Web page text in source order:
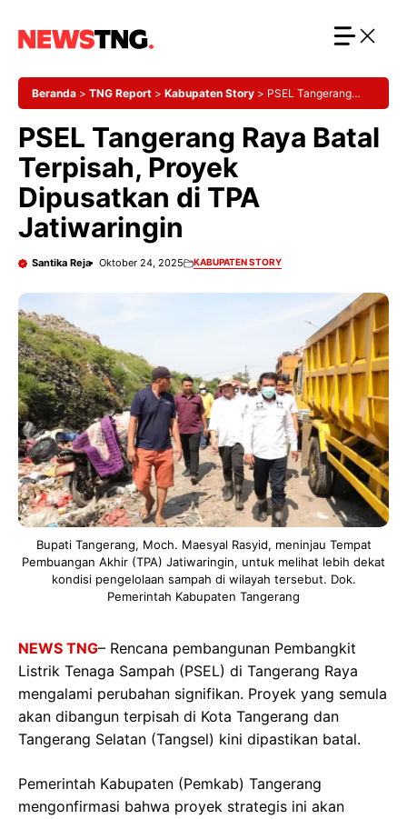
Beranda > TNG Report > Kabupaten Story > PSEL Tangerang
PSEL Tangerang Raya Batal
Terpisah, Proyek
Dipusatkan di TPA
Jatiwaringin
Santika Reja Oktober 24, 2025 KABUPATEN STORY
Bupati Tangerang, Moch. Maesyal Rasyid, meninjau Tempat
Pembuangan Akhir (TPA) Jatiwaringin, untuk melihat lebih dekat
kondisi pengelolaan sampah di wilayah tersebut. Dok.
Pemerintah Kabupaten Tangerang
NEWS TNG– Rencana pembangunan Pembangkit
Listrik Tenaga Sampah (PSEL) di Tangerang Raya
mengalami perubahan signifikan. Proyek yang semula
akan dibangun terpisah di Kota Tangerang dan
Tangerang Selatan (Tangsel) kini dipastikan batal.
Pemerintah Kabupaten (Pemkab) Tangerang
mengonfirmasi bahwa proyek strategis ini akan